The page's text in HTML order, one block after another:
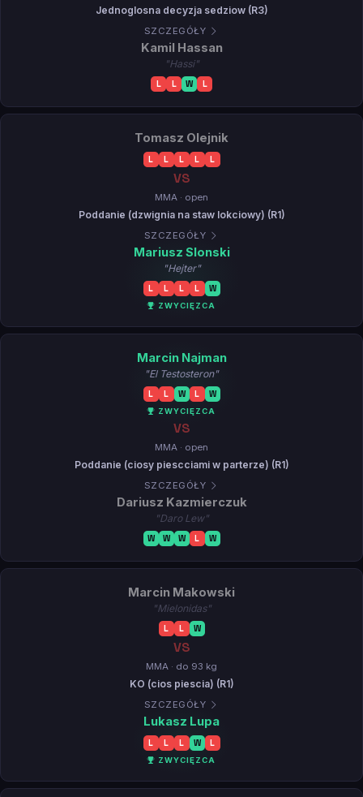
Jednoglosna decyzja sedziow (R3)
SZCZEGÓŁY
Kamil Hassan
"Hassi"
L L W L
Tomasz Olejnik
L L L L L
VS
MMA · open
Poddanie (dzwignia na staw lokciowy) (R1)
SZCZEGÓŁY
Mariusz Slonski
"Hejter"
L L L L W
ZWYCIĘZCA
Marcin Najman
"El Testosteron"
L L W L W
ZWYCIĘZCA
VS
MMA · open
Poddanie (ciosy piescciami w parterze) (R1)
SZCZEGÓŁY
Dariusz Kazmierczuk
"Daro Lew"
W W W L W
Marcin Makowski
"Mielonidas"
L L W
VS
MMA · do 93 kg
KO (cios piescia) (R1)
SZCZEGÓŁY
Lukasz Lupa
L L L W L
ZWYCIĘZCA